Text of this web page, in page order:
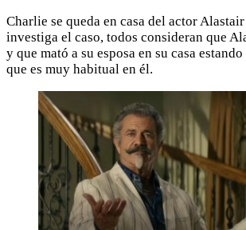
Charlie se queda en casa del actor
investiga el caso, todos consideran que
y que mató a su esposa en su casa
que es muy habitual en él.